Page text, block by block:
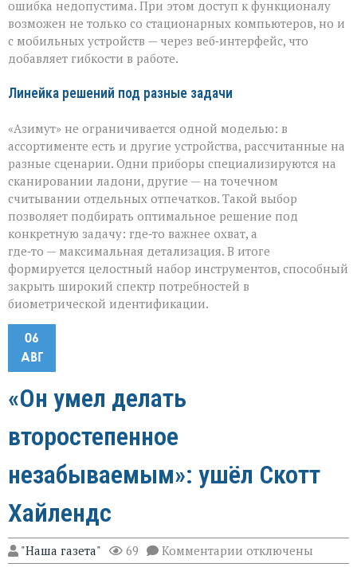
ошибка недопустима. При этом доступ к функционалу
возможен не только со стационарных компьютеров, но и
с мобильных устройств — через веб‑интерфейс, что
добавляет гибкости в работе.
Линейка решений под разные задачи
«Азимут» не ограничивается одной моделью: в
ассортименте есть и другие устройства, рассчитанные на
разные сценарии. Одни приборы специализируются на
сканировании ладони, другие — на точечном
считывании отдельных отпечатков. Такой выбор
позволяет подбирать оптимальное решение под
конкретную задачу: где‑то важнее охват, а
где‑то — максимальная детализация. В итоге
формируется целостный набор инструментов, способный
закрыть широкий спектр потребностей в
биометрической идентификации.
06
АВГ
«Он умел делать
второстепенное
незабываемым»: ушёл Скотт
Хайлендс
"Наша газета" 69 Комментарии к
записи
отключены